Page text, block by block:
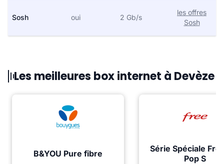
Sosh oui 2 Gb/s
les offres
Sosh
Les meilleures box internet à Devèze
B&YOU Pure fibre
Série Spéciale
Pop S